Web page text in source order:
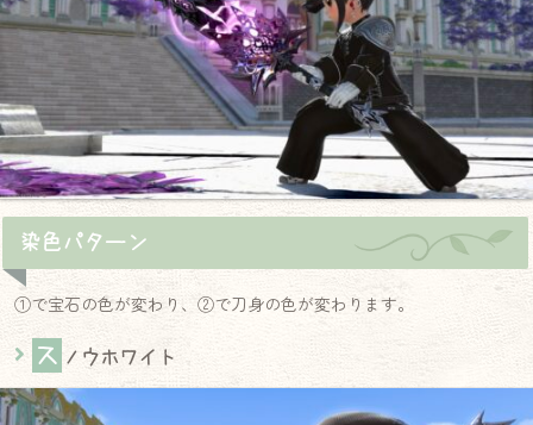
染色パターン
①で宝石の色が変わり、②で刀身の色が変わります。
ス ノウホワイト